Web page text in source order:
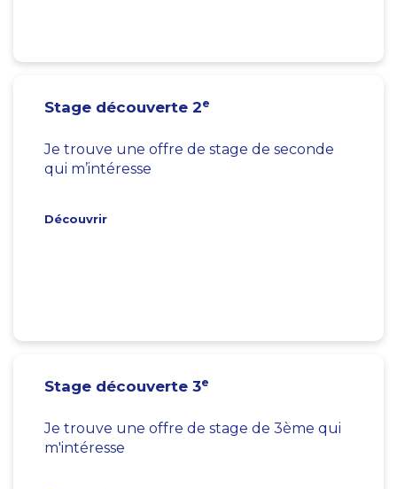
Stage découverte 2e
Je trouve une offre de stage de seconde
qui m’intéresse
Découvrir
Stage découverte 3e
Je trouve une offre de stage de 3ème qui
m'intéresse